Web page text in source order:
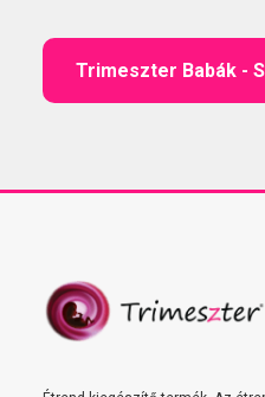
Trimeszter Babák -